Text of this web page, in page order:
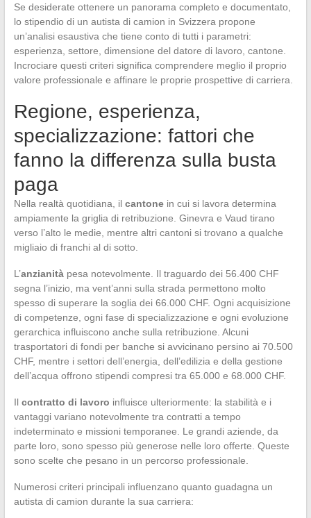
Se desiderate ottenere un panorama completo e documentato,
lo stipendio di un autista di camion in Svizzera propone
un’analisi esaustiva che tiene conto di tutti i parametri:
esperienza, settore, dimensione del datore di lavoro, cantone.
Incrociare questi criteri significa comprendere meglio il proprio
valore professionale e affinare le proprie prospettive di carriera.
Regione, esperienza,
specializzazione: fattori che
fanno la differenza sulla busta
paga
Nella realtà quotidiana, il cantonein cui si lavora determina
ampiamente la griglia di retribuzione. Ginevra e Vaud tirano
verso l’alto le medie, mentre altri cantoni si trovano a qualche
migliaio di franchi al di sotto.
L’anzianitàpesa notevolmente. Il traguardo dei 56.400 CHF
segna l’inizio, ma vent’anni sulla strada permettono molto
spesso di superare la soglia dei 66.000 CHF. Ogni acquisizione
di competenze, ogni fase di specializzazione e ogni evoluzione
gerarchica influiscono anche sulla retribuzione. Alcuni
trasportatori di fondi per banche si avvicinano persino ai 70.500
CHF, mentre i settori dell’energia, dell’edilizia e della gestione
dell’acqua offrono stipendi compresi tra 65.000 e 68.000 CHF.
Il contratto di lavoro influisce ulteriormente: la stabilità e i
vantaggi variano notevolmente tra contratti a tempo
indeterminato e missioni temporanee. Le grandi aziende, da
parte loro, sono spesso più generose nelle loro offerte. Queste
sono scelte che pesano in un percorso professionale.
Numerosi criteri principali influenzano quanto guadagna un
autista di camion durante la sua carriera: